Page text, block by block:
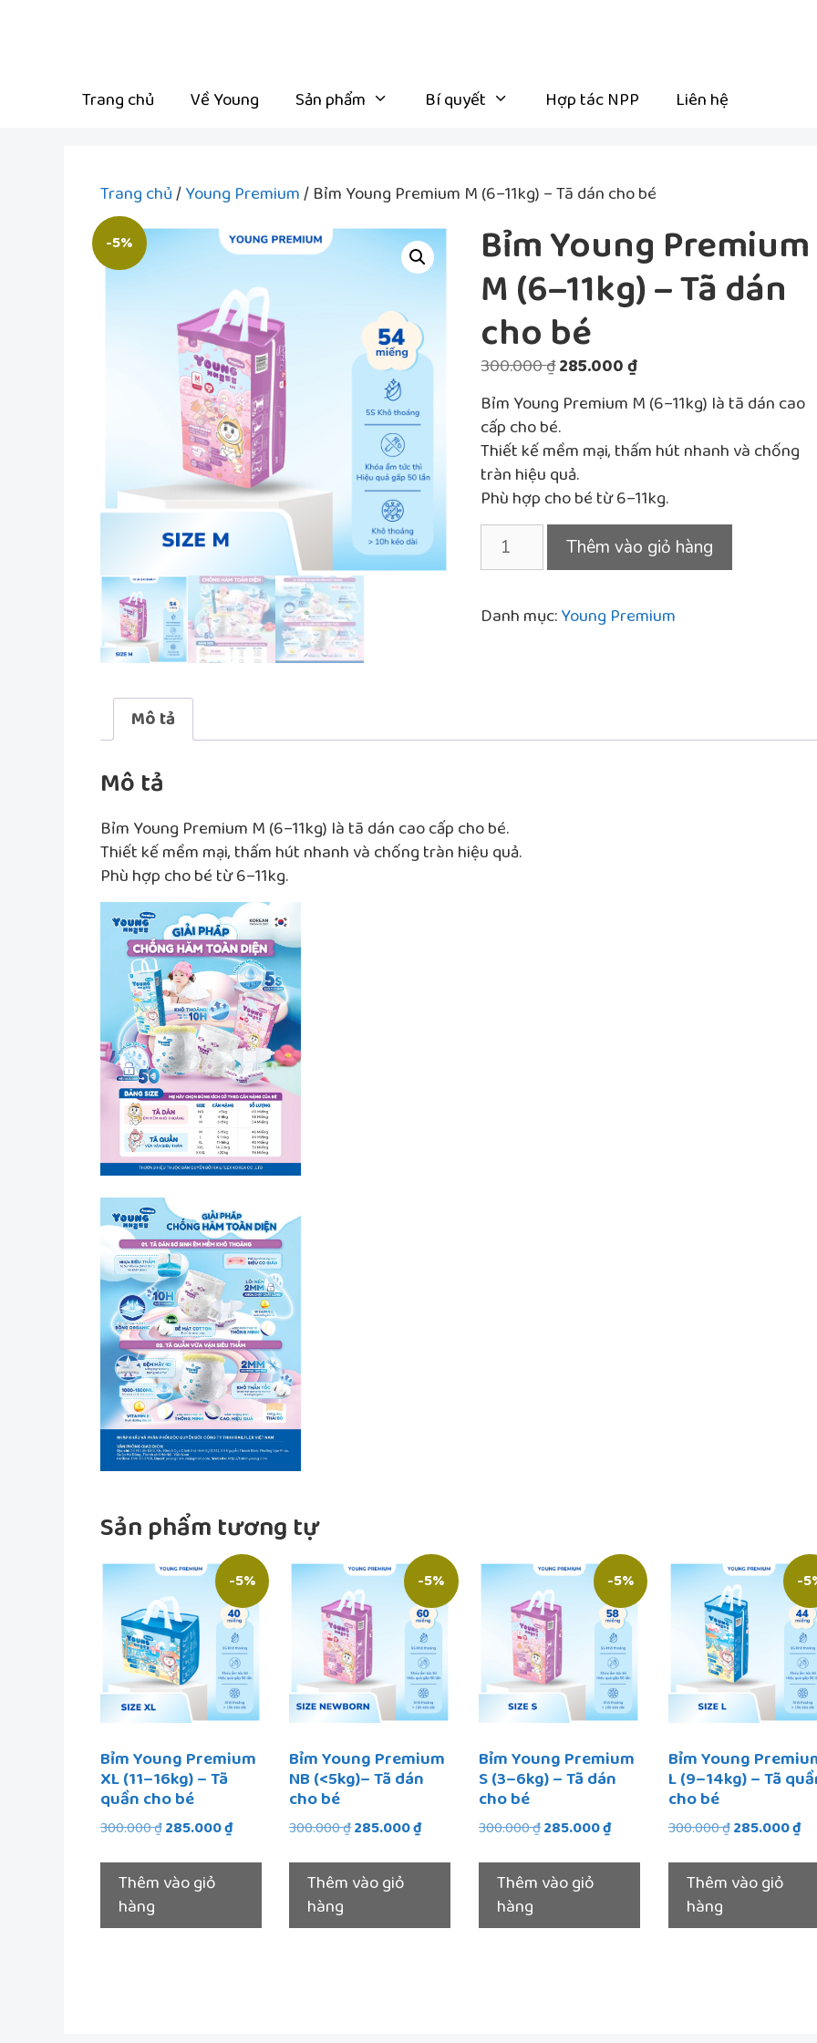
Trang chủ Về Young Sản phẩm Bí quyết Hợp tác NPP Liên hệ
Trang chủ/Young Premium/ Bỉm Young Premium M (6–11kg) – Tã dán cho bé
-5% Bỉm Young Premium
M (6–11kg) – Tã dán
cho bé
300.000₫Giá
là:
300.000 ₫.
285.000₫Giá
tại
là:
285.000 ₫.
Bỉm Young Premium M (6–11kg) là tã dán cao
cấp cho bé.
Thiết kế mềm mại, thấm hút nhanh và chống
tràn hiệu quả.
Phù hợp cho bé từ 6–11kg.
Bỉm
Young
M
(6–
cho
lượng
Thêm vào giỏ hàng
Danh mục:Young Premium
Mô tả
Mô tả
Bỉm Young Premium M (6–11kg) là tã dán cao cấp cho bé.
Thiết kế mềm mại, thấm hút nhanh và chống tràn hiệu quả.
Phù hợp cho bé từ 6–11kg.
Sản phẩm tương tự
-5%
Bỉm Young Premium
XL (11–16kg) – Tã
quần cho bé
300.000₫Giá
là:
300.000 ₫.
285.000₫Giá
tại
Thêm vào giỏ
hàng
-5%
Bỉm Young Premium
NB (<5kg)– Tã dán
cho bé
300.000₫Giá
là:
300.000 ₫.
285.000₫Giá
tại
Thêm vào giỏ
hàng
-5%
Bỉm Young Premium
S (3–6kg) – Tã dán
cho bé
300.000₫Giá
là:
300.000 ₫.
285.000₫Giá
tại
Thêm vào giỏ
hàng
-
Bỉm Young
L (9–14kg) – Tã
cho bé
300.000₫Giá
là:
300.000 ₫.
285.000₫
tại
Thêm vào giỏ
hàng